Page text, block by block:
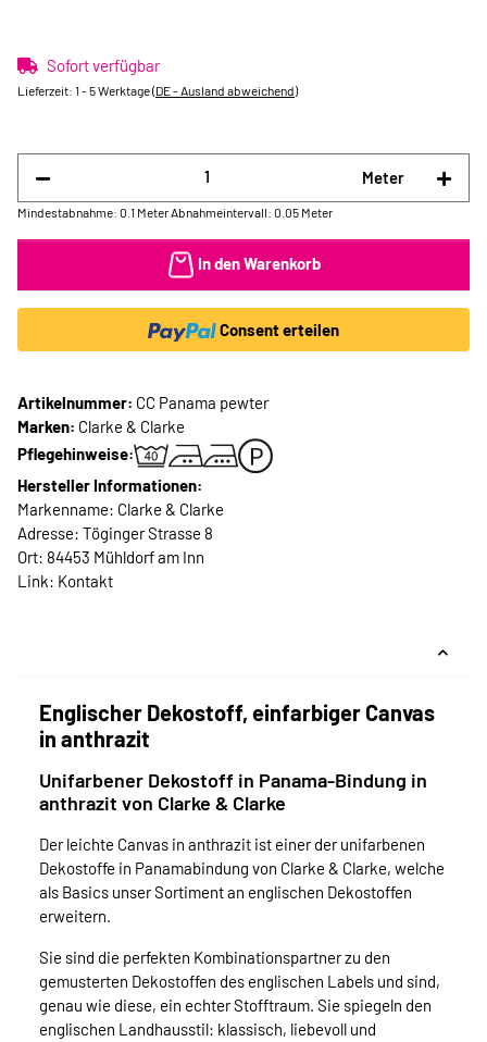
Sofort verfügbar
Lieferzeit: 1 - 5 Werktage(DE - Ausland abweichend)
Meter
Mindestabnahme: 0.1 Meter Abnahmeintervall: 0.05 Meter
In den Warenkorb
Consent erteilen
Artikelnummer: CC Panama pewter
Marken: Clarke & Clarke
Pflegehinweise:
Hersteller Informationen:
Markenname: Clarke & Clarke
Adresse: Töginger Strasse 8
Ort: 84453 Mühldorf am Inn
Link: Kontakt
Englischer Dekostoff, einfarbiger Canvas
in anthrazit
Unifarbener Dekostoff in Panama-Bindung in
anthrazit von Clarke & Clarke
Der leichte Canvas in anthrazit ist einer der unifarbenen
Dekostoffe in Panamabindung von Clarke & Clarke, welche
als Basics unser Sortiment an englischen Dekostoffen
erweitern.
Sie sind die perfekten Kombinationspartner zu den
gemusterten Dekostoffen des englischen Labels und sind,
genau wie diese, ein echter Stofftraum. Sie spiegeln den
englischen Landhausstil: klassisch, liebevoll und